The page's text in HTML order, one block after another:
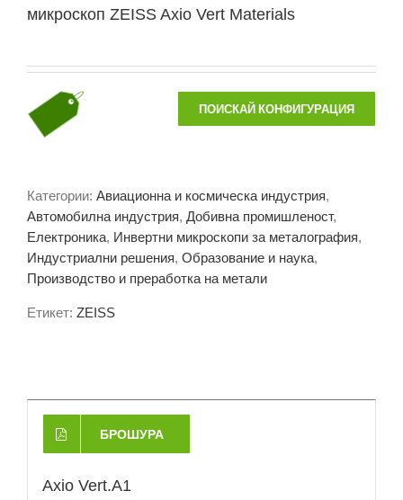
микроскоп ZEISS Axio Vert Materials
ПОИСКАЙ КОНФИГУРАЦИЯ
Категории: Авиационна и космическа индустрия,
Автомобилна индустрия, Добивна промишленост,
Електроника, Инвертни микроскопи за металография,
Индустриални решения, Образование и наука,
Производство и преработка на метали
Етикет: ZEISS
БРОШУРА
Axio Vert.A1